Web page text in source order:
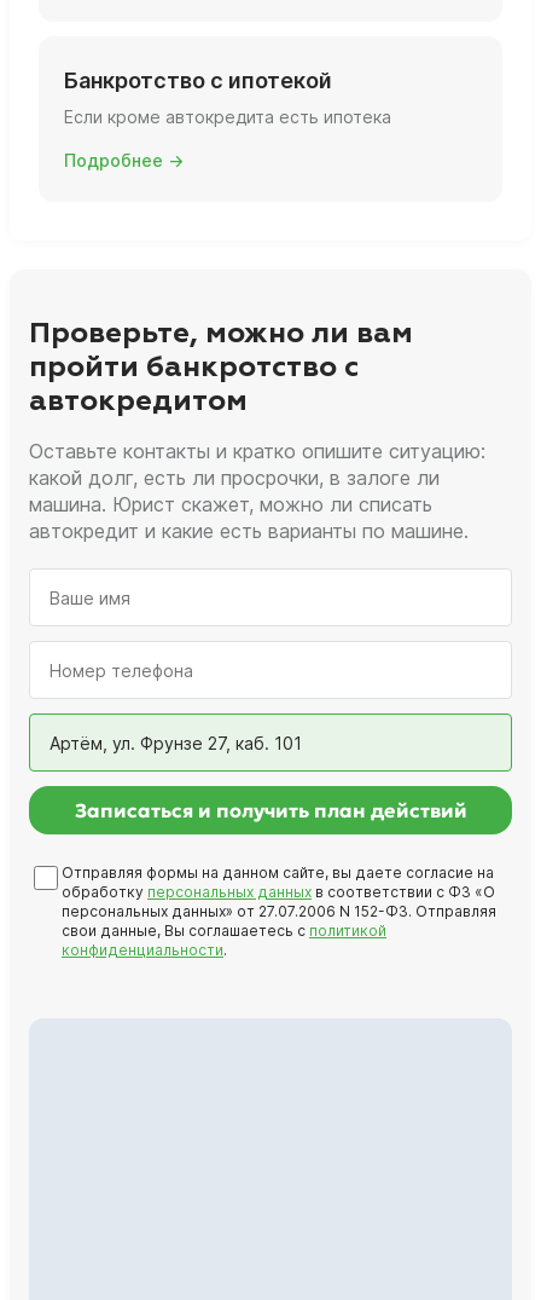
Банкротство с ипотекой
Если кроме автокредита есть ипотека
Подробнее →
Проверьте, можно ли вам
пройти банкротство с
автокредитом
Оставьте контакты и кратко опишите ситуацию:
какой долг, есть ли просрочки, в залоге ли
машина. Юрист скажет, можно ли списать
автокредит и какие есть варианты по машине.
Артём, ул. Фрунзе 27, каб. 101
Записаться и получить план действий
Отправляя формы на данном сайте, вы даете согласие на
обработку персональных данных в соответствии с ФЗ «О
персональных данных» от 27.07.2006 N 152-ФЗ. Отправляя
свои данные, Вы соглашаетесь с политикой
конфиденциальности.